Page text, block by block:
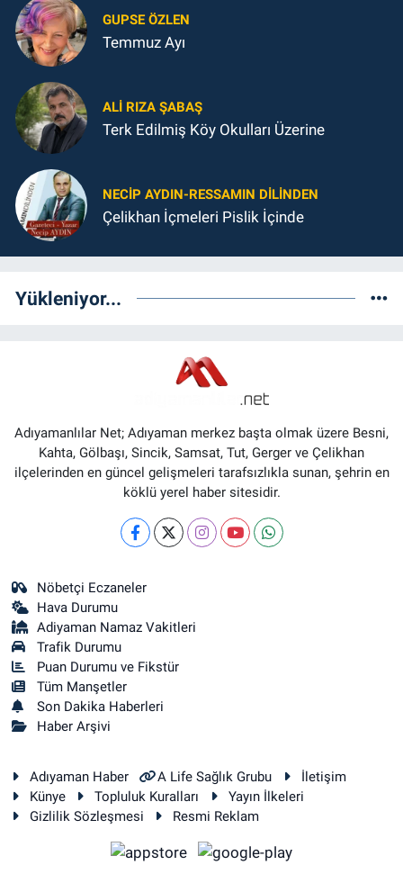
GUPSE ÖZLEN
Temmuz Ayı
ALI RIZA ŞABAŞ
Terk Edilmiş Köy Okulları Üzerine
NECIP AYDIN-RESSAMIN DILINDEN
Çelikhan İçmeleri Pislik İçinde
Yükleniyor...
Adıyamanlılar Net; Adıyaman merkez başta olmak üzere Besni,
Kahta, Gölbaşı, Sincik, Samsat, Tut, Gerger ve Çelikhan
ilçelerinden en güncel gelişmeleri tarafsızlıkla sunan, şehrin en
köklü yerel haber sitesidir.
Nöbetçi Eczaneler
Hava Durumu
Adiyaman Namaz Vakitleri
Trafik Durumu
Puan Durumu ve Fikstür
Tüm Manşetler
Son Dakika Haberleri
Haber Arşivi
Adıyaman Haber A Life Sağlık Grubu
İletişim
Künye
Topluluk Kuralları
Yayın İlkeleri
Gizlilik Sözleşmesi
Resmi Reklam